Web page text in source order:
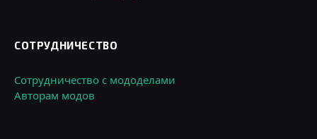
СОТРУДНИЧЕСТВО
Сотрудничество с мододелами
Авторам модов